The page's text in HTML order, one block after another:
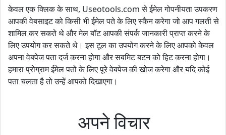
केवल एक क्लिक के साथ, Useotools.com से ईमेल गोपनीयता उपकरण
आपकी वेबसाइट को किसी भी ईमेल पते के लिए स्कैन करेगा जो आप गलती से
शामिल कर सकते थे और मेल बॉट आपकी संपर्क जानकारी प्राप्त करने के
लिए उपयोग कर सकते थे। इस टूल का उपयोग करने के लिए आपको केवल
अपना वेबपेज पता दर्ज करना होगा और सबमिट बटन को हिट करना होगा।
हमारा प्रोग्राम ईमेल पतों के लिए पूरे वेबपेज की खोज करेगा और यदि कोई
पता चलता है तो उन्हें आपको दिखाएगा।
अपने विचार